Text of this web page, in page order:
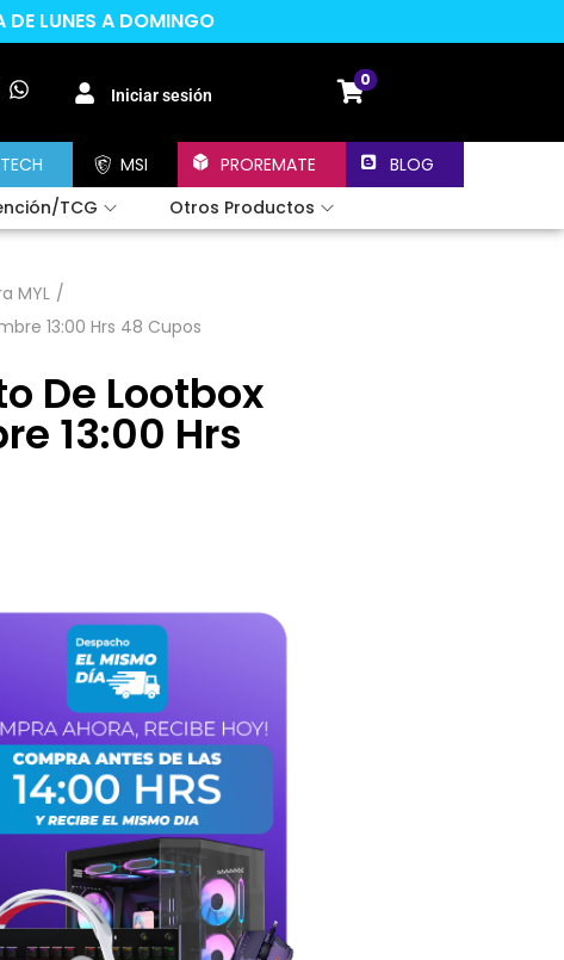
DE LUNES A DOMINGO
Iniciar sesión
0
MSI PROREMATE
BLOG
TCG Otros Productos
MYL /
13:00 Hrs 48 Cupos
De Lootbox
13:00 Hrs